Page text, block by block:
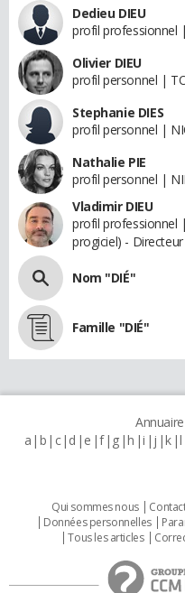
Dedieu DIEU
profil professionnel
Olivier DIEU
profil personnel |
Stephanie DIES
profil personnel |
Nathalie PIE
profil personnel |
Vladimir DIEU
profil professionnel
progiciel) -
Nom "DIÉ"
Famille "DIÉ"
a b c d e f g h i j k l
Qui sommes nous
Données personnelles
Tous les articles